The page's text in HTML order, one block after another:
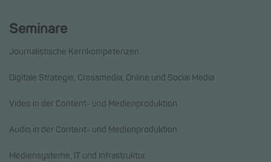
Seminare
Journalistische Kernkompetenzen
Digitale Strategie, Crossmedia, Online und Social Media
Video in der Content- und Medienproduktion
Audio in der Content- und Medienproduktion
Mediensysteme, IT und Infrastruktur